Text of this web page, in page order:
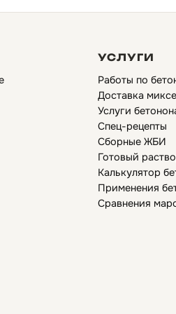
УСЛУГИ
Работы по
Доставка
Услуги
Спец-рецепты
Сборные ЖБИ
Готовый
Калькулятор
Применения
Сравнения